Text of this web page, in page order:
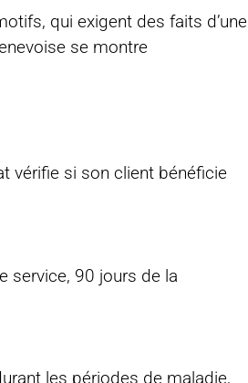
qui exigent des faits d’une
se montre
vérifie si son client bénéficie
service, 90 jours de la
les périodes de maladie,